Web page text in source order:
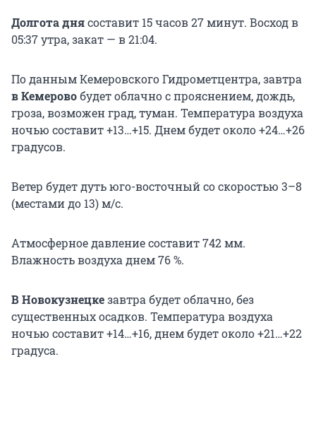
Долгота днясоставит 15 часов 27 минут. Восход в
05:37 утра, закат — в 21:04.
По данным Кемеровского Гидрометцентра, завтра
в Кемеровобудет облачно с прояснением, дождь,
гроза, возможен град, туман. Температура воздуха
ночью составит +13…+15. Днем будет около +24…+26
градусов.
Ветер будет дуть юго-восточный со скоростью 3–8
(местами до 13) м/с.
Атмосферное давление составит 742 мм.
Влажность воздуха днем 76 %.
В Новокузнецкезавтра будет облачно, без
существенных осадков. Температура воздуха
ночью составит +14…+16, днем будет около +21…+22
градуса.